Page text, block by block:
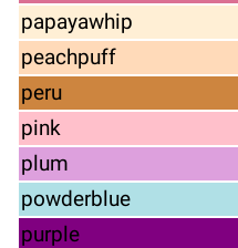
papayawhip
peachpuff
peru
pink
plum
powderblue
purple